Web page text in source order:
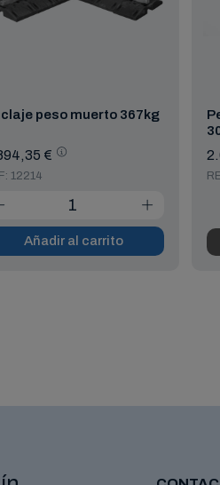
peso muerto 367kg
€
12214
Añadir al carrito